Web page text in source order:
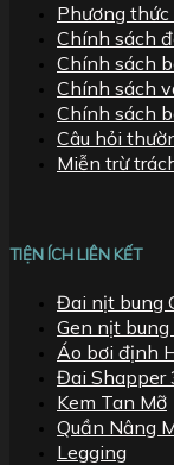
Phương
Chính sách
Chính sách
Chính sách
Chính sách
Câu hỏi
Miễn trừ
TIỆN ÍCH LIÊN KẾT
Đai nịt bung
Gen nịt
Áo bơi định
Đai Shapper
Kem Tan Mỡ
Quần Nâng
Legging